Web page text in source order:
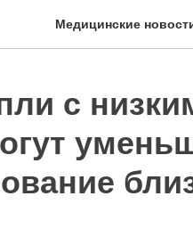
Медицинские
с